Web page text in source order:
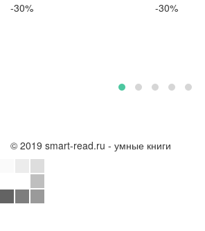
-30%
-30%
© 2019 smart-read.ru - умные книги